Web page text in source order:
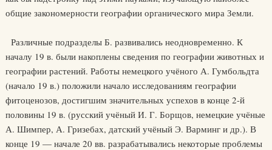
общие закономерности географии органического мира Земли.
Различные подразделы Б. развивались неодновременно. К
началу 19 в. были накоплены сведения по географии животных и
географии растений. Работы немецкого учёного А. Гумбольдта
(начало 19 в.) положили начало исследованиям географии
фитоценозов, достигшим значительных успехов в конце 2-й
половины 19 в. (русский учёный И. Г. Борщов, немецкие учёные
А. Шимпер, А. Гризебах, датский учёный Э. Варминг и др.). В
конце 19 — начале 20 вв. разрабатывались некоторые проблемы